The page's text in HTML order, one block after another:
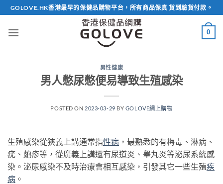
Skip
to
content
GOLOVE.HK香港最早的保健品購物平台，所有商品保真 貨到驗貨付款。
0
男性健康
男人憋尿憋便易導致生殖感染
POSTED ON 2023-03-29 BY GOLOVE網上購物
生殖感染從狹義上講通常指性病 ，最熟悉的有梅毒、淋病、
疣、皰疹等，從廣義上講還有尿道炎、睾丸炎等泌尿系統感
染。泌尿感染不及時治療會相互感染，引發其它一些生殖疾
病 。